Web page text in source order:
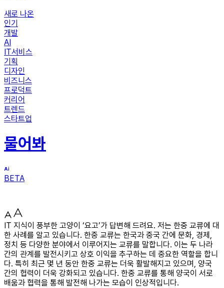
새로 나온
인기
개발
AI
IT서비스
기획
디자인
비즈니스
프로덕트
커리어
트렌드
스타트업
물어봐
BETA
IT 지식이 풍부한 고양이 ‘요고’가 답변해 드려요. 저는 한중 교류에 대
한 사례를 알고 있습니다. 한중 교류는 한국과 중국 간에 문화, 경제,
정치 등 다양한 분야에서 이루어지는 교류를 말합니다. 이는 두 나라
간의 관계를 발전시키고 상호 이익을 추구하는 데 중요한 역할을 합니
다. 특히 최근 몇 년 동안 한중 교류는 더욱 활발해지고 있으며, 양국
간의 협력이 더욱 강화되고 있습니다. 한중 교류를 통해 양국이 서로
배움과 협력을 통해 발전해 나가는 모습이 인상적입니다.